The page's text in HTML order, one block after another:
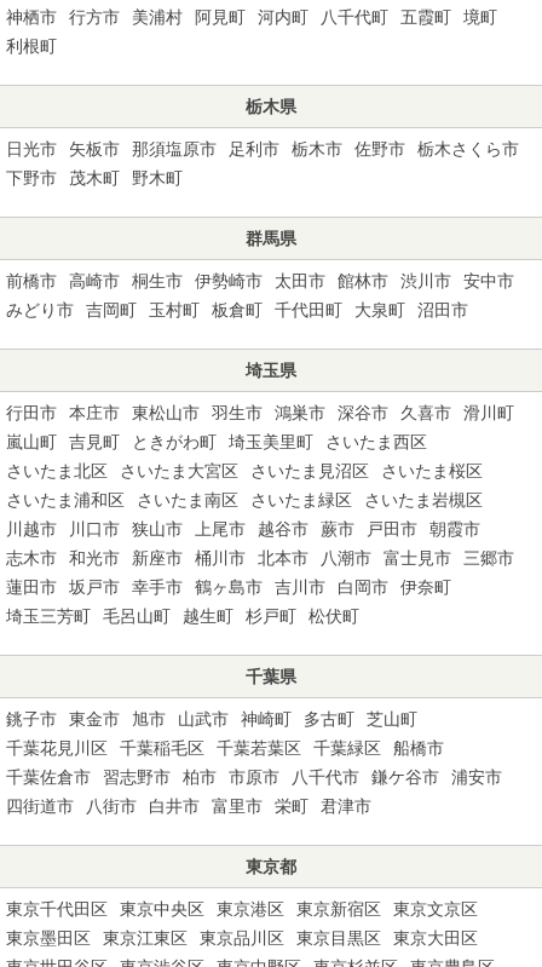
神栖市
行方市 美浦村 阿見町 河内町 八千代町 五霞町
境町
利根町
栃木県
日光市 矢板市 那須塩原市 足利市 栃木市 佐野市
栃木さくら市
下野市
茂木町 野木町
群馬県
前橋市 高崎市 桐生市 伊勢崎市 太田市 館林市 渋川市
安中市
みどり市
吉岡町 玉村町 板倉町 千代田町 大泉町 沼田市
埼玉県
行田市 本庄市 東松山市 羽生市 鴻巣市 深谷市 久喜市
滑川町
嵐山町
吉見町 ときがわ町 埼玉美里町
さいたま西区
さいたま北区
さいたま大宮区 さいたま見沼区
さいたま桜区
さいたま浦和区
さいたま南区 さいたま緑区
さいたま岩槻区
川越市
川口市 狭山市 上尾市 越谷市 蕨市 戸田市
朝霞市
志木市
和光市 新座市 桶川市 北本市 八潮市 富士見市
三郷市
蓮田市
坂戸市 幸手市 鶴ヶ島市 吉川市 白岡市
伊奈町
埼玉三芳町
毛呂山町 越生町 杉戸町 松伏町
千葉県
銚子市 東金市 旭市 山武市 神崎町 多古町
芝山町
千葉花見川区
千葉稲毛区 千葉若葉区 千葉緑区
船橋市
千葉佐倉市
習志野市 柏市 市原市 八千代市 鎌ケ谷市
浦安市
四街道市
八街市 白井市 富里市 栄町 君津市
東京都
東京千代田区 東京中央区 東京港区 東京新宿区
東京文京区
東京墨田区
東京江東区 東京品川区 東京目黒区
東京大田区